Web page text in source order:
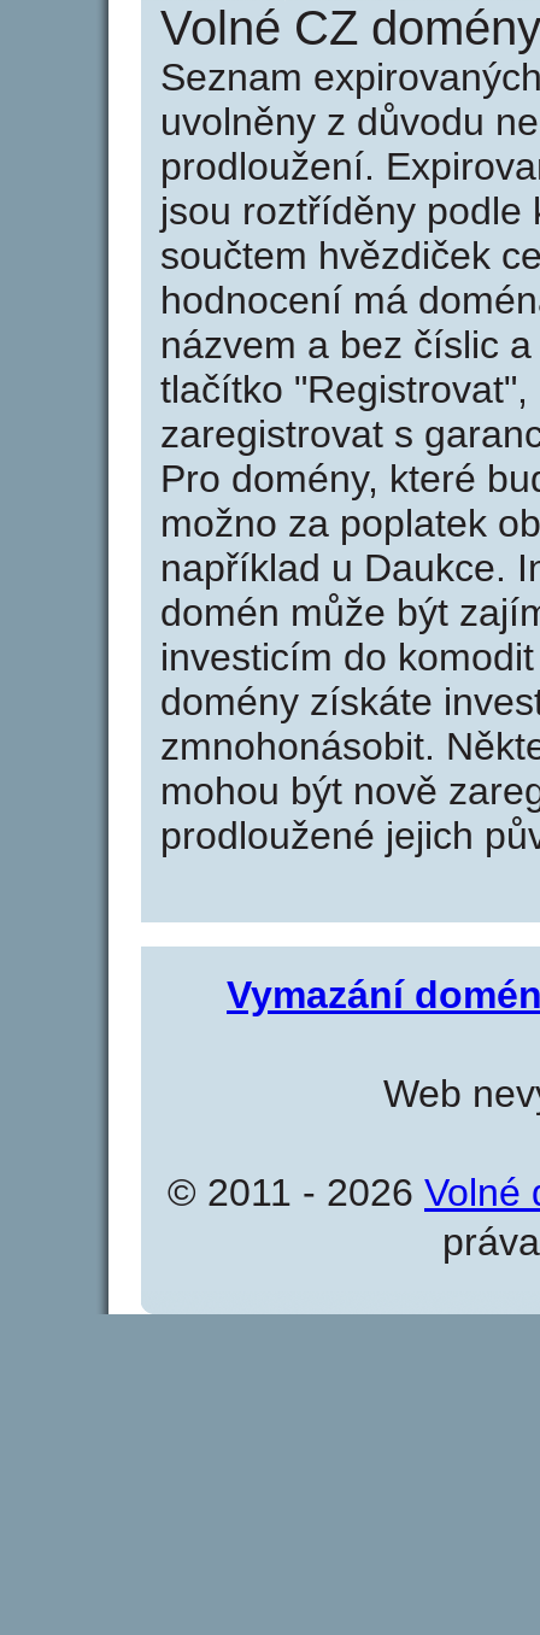
Volné CZ
Seznam
uvolněny z důvodu
prodloužení.
jsou roztříděny podle
součtem hvězdiček
hodnocení má
názvem a bez číslic
tlačítko
zaregistrovat s
Pro domény, které
možno za poplatek
například u Daukce.
domén může být
investicím do
domény získáte
zmnohonásobit.
mohou být nově
prodloužené jejich
Vymazání
Web
© 2011 - 2026 Volné